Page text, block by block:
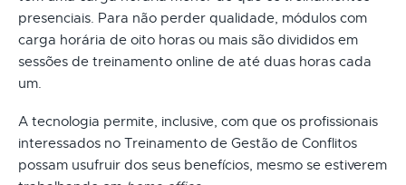
presenciais. Para não perder qualidade, módulos com
carga horária de oito horas ou mais são divididos em
sessões de treinamento online de até duas horas cada
um.
A tecnologia permite, inclusive, com que os profissionais
interessados no Treinamento de Gestão de Conflitos
possam usufruir dos seus benefícios, mesmo se estiverem